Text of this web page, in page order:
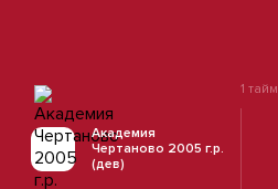
Академия
Чертаново 2005 г.р.
(дев)
1 тайм